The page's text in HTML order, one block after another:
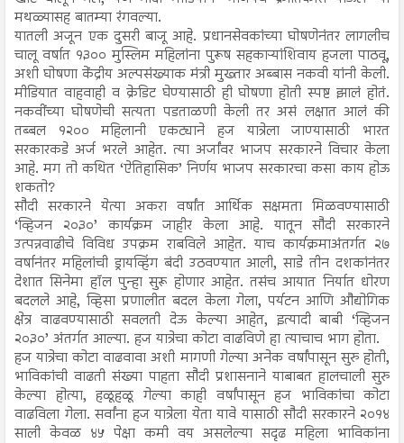
मथळ्यासह बातम्या रंगवल्या.
यातली अजून एक दुसरी बाजू आहे. प्रधानसेवकांच्या घोषणेनंतर लागलीच
चालू वर्षात १३०० मुस्लिम महिलांना पुरूष सहकाऱ्यांशिवाय हजला पाठवू,
अशी घोषणा केंद्रीय अल्पसंख्याक मंत्री मुख्तार अब्बास नकवी यांनी केली.
मीडियात वाहवाही व क्रेडिट घेण्यासाठी ही घोषणा होती स्पष्ट झालं होतं.
नकवींच्या घोषणेची सत्यता पडताळणी केली तर असं लक्षात आलं की
तब्बल १२०० महिलानी एकट्याने हज यात्रेला जाण्यासाठी भारत
सरकारकडे अर्ज भरले आहेत. त्या अर्जांवर भाजप सरकारने विचार केला
आहे. मग तो कथित ‘ऐतिहासिक’ निर्णय भाजप सरकारचा कसा काय होऊ
शकतो?
सौदी सरकारने येत्या अकरा वर्षांत आर्थिक सक्षमता मिळवण्यासाठी
‘व्हिजन २०३०’ कार्यक्रम जाहीर केला आहे. यातून सौदी सरकारने
उत्पन्नवाढीचे विविध उपक्रम राबविले आहेत. याच कार्यक्रमाअंतर्गत २७
वर्षानंतर महिलांची ड्रायव्हिंग बंदी उठवण्यात आली, साडे तीन दशकांनंतर
देशात सिनेमा हॉल पुन्हा सुरू होणार आहेत. तसंच आयात निर्यात धोरण
बदलले आहे, व्हिसा प्रणालीत बदल केला गेला, पर्यटन आणि औद्योगिक
क्षेत्र वाढवण्यासाठी सवलती देऊ केल्या आहेत, इत्यादी बाबी ‘व्हिजन
२०३०’ अंतर्गत आल्या. हज यात्रेचा कोटा वाढविणे हा त्याचाच भाग होता.
हज यात्रेचा कोटा वाढवावा अशी मागणी गेल्या अनेक वर्षांपासून सुरु होती,
भाविकांची वाढती संख्या पाहता सौदी प्रशासनाने याबाबत हालचाली सुरु
केल्या होत्या, हळूहळू गेल्या काही वर्षांपासून हज भाविकांचा कोटा
वाढविला गेला. सर्वांना हज यात्रेला येता यावे यासाठी सौदी सरकारने २०१४
साली केवळ ४५ पेक्षा कमी वय असलेल्या सदृढ महिला भाविकांना